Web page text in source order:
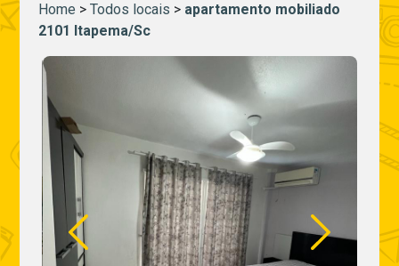
Home > Todos locais > apartamento mobiliado
2101 Itapema/Sc